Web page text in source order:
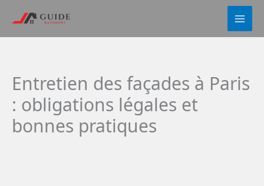
contenu
Entretien des façades à Paris
: obligations légales et
bonnes pratiques